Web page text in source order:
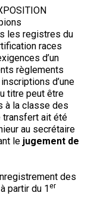
les registres du
races
d’un
règlements
d’une
titre peut être
à la classe des
transfert ait été
au secrétaire
le jugement de
des
partir du 1er